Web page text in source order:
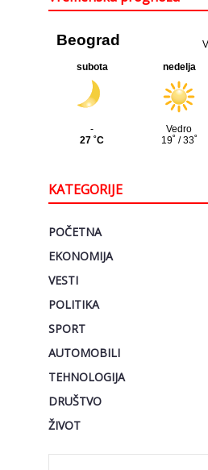
KATEGORIJE
POČETNA
EKONOMIJA
VESTI
POLITIKA
SPORT
AUTOMOBILI
TEHNOLOGIJA
DRUŠTVO
ŽIVOT